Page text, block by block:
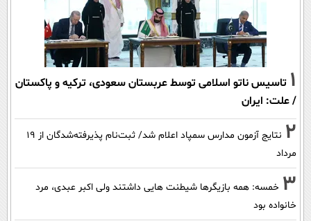
1 تاسیس ناتو اسلامی توسط عربستان سعودی، ترکیه و پاکستان
/ علت: ایران
2
نتایج آزمون مدارس سمپاد اعلام شد/ ثبت‌نام پذیرفته‌شدگان از ۱۹
مرداد
3 خمسه: همه بازیگرها شیطنت هایی داشتند ولی اکبر عبدی، مرد
خانواده بود